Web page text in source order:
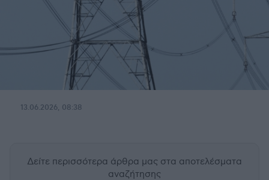
13.06.2026, 08:38
Δείτε περισσότερα άρθρα μας στα αποτελέσματα
αναζήτησης